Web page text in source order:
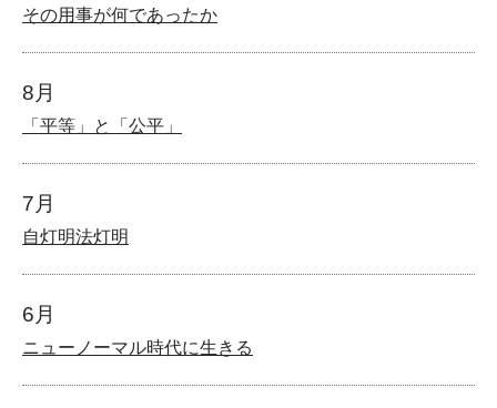
その用事が何であったか
8月
「平等」と「公平」
7月
自灯明法灯明
6月
ニューノーマル時代に生きる